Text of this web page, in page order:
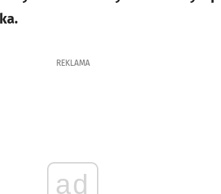
REKLAMA
ad